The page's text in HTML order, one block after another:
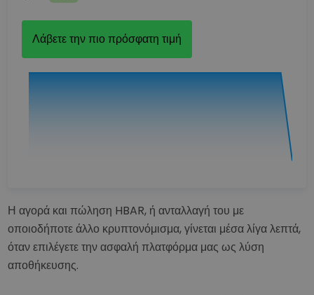
Λάβετε την πιο πρόσφατη τιμή
Η αγορά και πώληση HBAR, ή ανταλλαγή του με
οποιοδήποτε άλλο κρυπτονόμισμα, γίνεται μέσα λίγα λεπτά,
όταν επιλέγετε την ασφαλή πλατφόρμα μας ως λύση
αποθήκευσης.